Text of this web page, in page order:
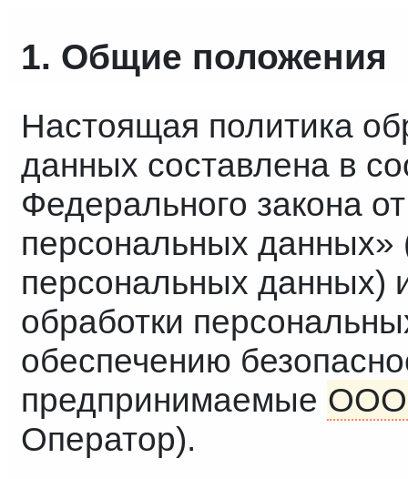
1. Общие положения
Настоящая политика
данных составлена в
Федерального закона
персональных данных»
персональных данных)
обработки
обеспечению
предпринимаемые ООО
Оператор).